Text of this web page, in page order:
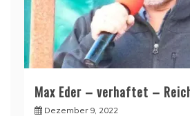
Max Eder – verhaftet –
Dezember 9, 2022